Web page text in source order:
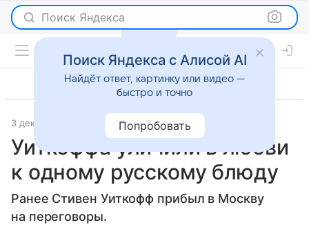
Поиск Яндекса
3 декабря 2025 Lenta.Ru Новости
Уиткоффа уличили в любви
к одному русскому блюду
Ранее Стивен Уиткофф прибыл в Москву
на переговоры.
Поиск Яндекса с Алисой AI
Найдёт ответ, картинку или видео —
быстро и точно
Попробовать